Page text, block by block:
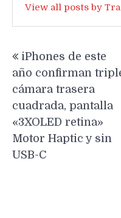
View all posts by
de
entradas
iPhones de este
año confirman
cámara trasera
cuadrada, pantalla
«3XOLED retina»
Motor Haptic y sin
USB-C